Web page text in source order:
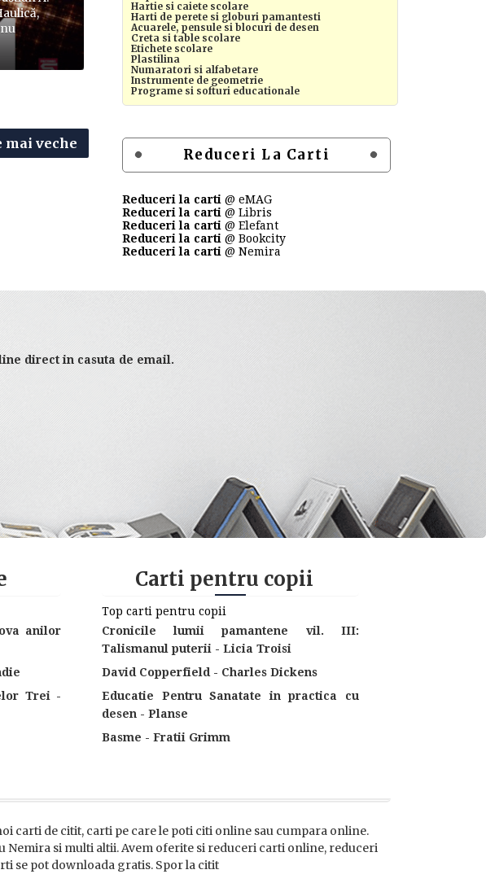
mai veche
Hartie si caiete scolare
Harti de perete si globuri pamantesti
Acuarele, pensule si blocuri de desen
Creta si table scolare
Etichete scolare
Plastilina
Numaratori si alfabetare
Instrumente de geometrie
Programe si softuri educationale
Reduceri La Carti
Reduceri la carti @ eMAG
Reduceri la carti @ Libris
Reduceri la carti @ Elefant
Reduceri la carti @ Bookcity
Reduceri la carti @ Nemira
direct in casuta de email.
anilor
Trei -
Carti pentru copii
Top carti pentru copii
Cronicile lumii pamantene vil. III:
Talismanul puterii - Licia Troisi
David Copperfield - Charles Dickens
Educatie Pentru Sanatate in practica cu
desen - Planse
Basme - Fratii Grimm
carti de citit, carti pe care le poti citi online sau cumpara online.
Nemira si multi altii. Avem oferite si reduceri carti online, reduceri
se pot downloada gratis. Spor la citit